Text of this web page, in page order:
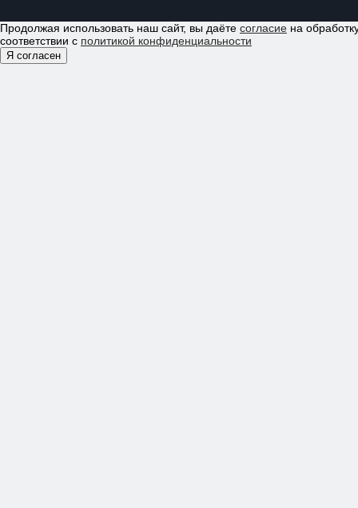
Продолжая использовать наш сайт, вы даёте согласие на
соответствии с политикой конфиденциальности
Я согласен